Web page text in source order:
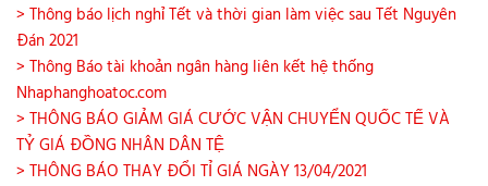
> Thông báo lịch nghỉ Tết và thời gian làm việc sau Tết Nguyên
Đán 2021
> Thông Báo tài khoản ngân hàng liên kết hệ thống
Nhaphanghoatoc.com
> THÔNG BÁO GIẢM GIÁ CƯỚC VẬN CHUYỂN QUỐC TẾ VÀ
TỶ GIÁ ĐỒNG NHÂN DÂN TỆ
> THÔNG BÁO THAY ĐỔI TỈ GIÁ NGÀY 13/04/2021